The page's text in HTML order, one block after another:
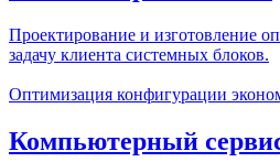
Проектирование и изготовление
задачу клиента системных блоков.
Оптимизация конфигурации
Компьютерный